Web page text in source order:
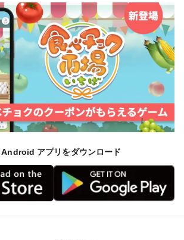
Android アプリをダウンロード